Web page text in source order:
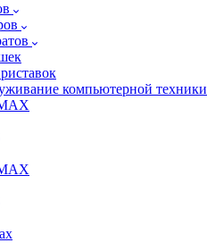
компьютерной техники